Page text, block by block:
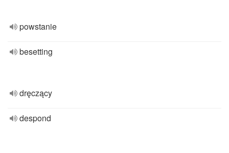
powstanie
besetting
dręczący
despond